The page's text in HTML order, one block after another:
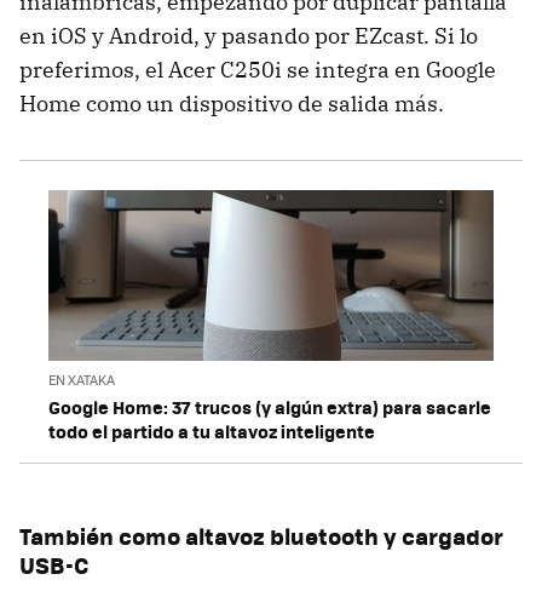
en iOS y Android, y pasando por EZcast. Si lo
preferimos, el Acer C250i se integra en Google
Home como un dispositivo de salida más.
EN XATAKA
Google Home: 37 trucos (y algún extra) para sacarle
todo el partido a tu altavoz inteligente
También como altavoz bluetooth y cargador
USB-C